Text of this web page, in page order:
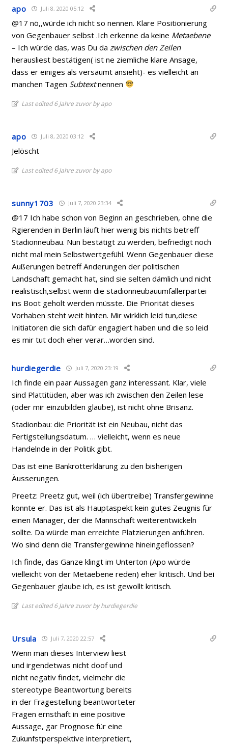
apo Juli 8, 2020 05:12
@17 nö,,würde ich nicht so nennen. Klare Positionierung
von Gegenbauer selbst .Ich erkenne da keine Metaebene
– Ich würde das, was Du da zwischen den Zeilen
herausliest bestätigen( ist ne ziemliche klare Ansage,
dass er einiges als versäumt ansieht)- es vielleicht an
manchen Tagen Subtextnennen
Last edited 6 Jahre zuvor by apo
apo Juli 8, 2020 03:12
Jelöscht
Last edited 6 Jahre zuvor by apo
sunny1703 Juli 7, 2020 23:34
@17 Ich habe schon von Beginn an geschrieben, ohne die
Rgierenden in Berlin läuft hier wenig bis nichts betreff
Stadionneubau. Nun bestätigt zu werden, befriedigt noch
nicht mal mein Selbstwertgefühl. Wenn Gegenbauer diese
Äußerungen betreff Änderungen der politischen
Landschaft gemacht hat, sind sie selten dämlich und nicht
realistisch,selbst wenn die stadionneubauumfallerpartei
ins Boot geholt werden müsste. Die Priorität dieses
Vorhaben steht weit hinten. Mir wirklich leid tun,diese
Initiatoren die sich dafür engagiert haben und die so leid
es mir tut doch eher verar…worden sind.
hurdiegerdie Juli 7, 2020 23:19
Ich finde ein paar Aussagen ganz interessant. Klar, viele
sind Plattitüden, aber was ich zwischen den Zeilen lese
(oder mir einzubilden glaube), ist nicht ohne Brisanz.
Stadionbau: die Priorität ist ein Neubau, nicht das
Fertigstellungsdatum. … vielleicht, wenn es neue
Handelnde in der Politik gibt.
Das ist eine Bankrotterklärung zu den bisherigen
Äusserungen.
Preetz: Preetz gut, weil (ich übertreibe) Transfergewinne
konnte er. Das ist als Hauptaspekt kein gutes Zeugnis für
einen Manager, der die Mannschaft weiterentwickeln
sollte. Da würde man erreichte Platzierungen anführen.
Wo sind denn die Transfergewinne hineingeflossen?
Ich finde, das Ganze klingt im Unterton (Apo würde
vielleicht von der Metaebene reden) eher kritisch. Und bei
Gegenbauer glaube ich, es ist gewollt kritisch.
Last edited 6 Jahre zuvor by hurdiegerdie
Ursula Juli 7, 2020 22:57
Wenn man dieses Interview liest
und irgendetwas nicht doof und
nicht negativ findet, vielmehr die
stereotype Beantwortung bereits
in der Fragestellung beantworteter
Fragen ernsthaft in eine positive
Aussage, gar Prognose für eine
Zukunfstperspektive interpretiert,